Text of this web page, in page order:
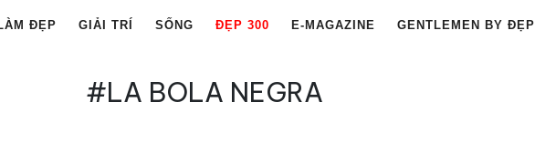
ĐẸP GIẢI TRÍ SỐNG ĐẸP 300 E-MAGAZINE GENTLEMEN BY ĐẸP
#LA BOLA NEGRA